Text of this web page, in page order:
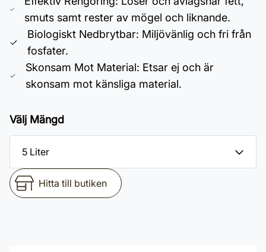
smuts samt rester av mögel och liknande.
Biologiskt Nedbrytbar: Miljövänlig och fri från
fosfater.
Skonsam Mot Material: Etsar ej och är
skonsam mot känsliga material.
Välj Mängd
Hitta till butiken